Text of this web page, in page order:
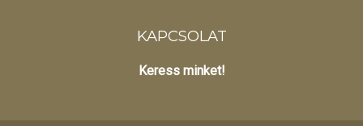
KAPCSOLAT
Keress minket!